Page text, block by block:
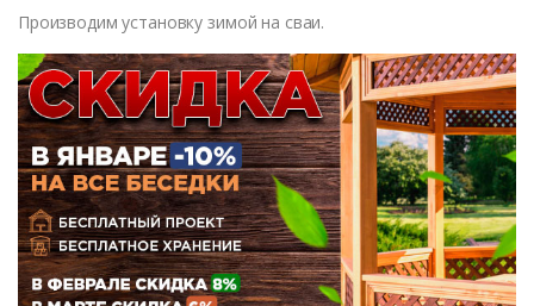
Производим установку зимой на сваи.